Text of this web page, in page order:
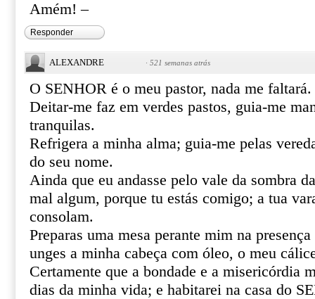
Amém! –
Responder
ALEXANDRE · 521 semanas atrás
O SENHOR é o meu pastor, nada me faltará.
Deitar-me faz em verdes pastos, guia-me
tranquilas.
Refrigera a minha alma; guia-me pelas
do seu nome.
Ainda que eu andasse pelo vale da sombra
mal algum, porque tu estás comigo; a tua
consolam.
Preparas uma mesa perante mim na
unges a minha cabeça com óleo, o meu
Certamente que a bondade e a misericórdia
dias da minha vida; e habitarei na casa do